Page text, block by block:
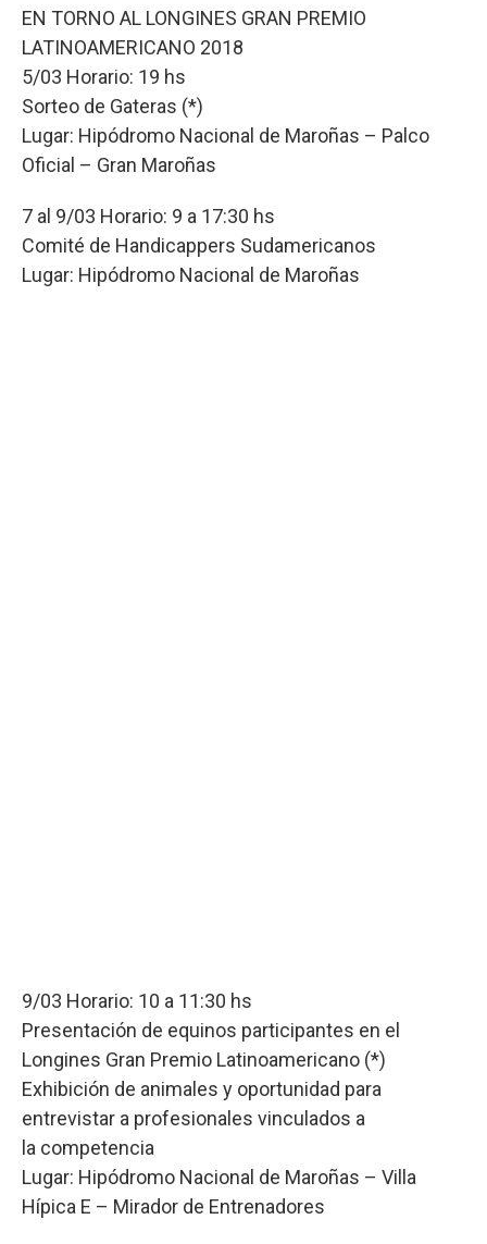
EN TORNO AL LONGINES GRAN PREMIO
LATINOAMERICANO 2018
5/03 Horario: 19 hs
Sorteo de Gateras (*)
Lugar: Hipódromo Nacional de Maroñas – Palco
Oficial – Gran Maroñas
7 al 9/03 Horario: 9 a 17:30 hs
Comité de Handicappers Sudamericanos
Lugar: Hipódromo Nacional de Maroñas
9/03 Horario: 10 a 11:30 hs
Presentación de equinos participantes en el
Longines Gran Premio Latinoamericano (*)
Exhibición de animales y oportunidad para
entrevistar a profesionales vinculados a
la competencia
Lugar: Hipódromo Nacional de Maroñas – Villa
Hípica E – Mirador de Entrenadores